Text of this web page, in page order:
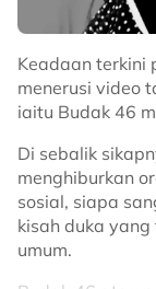
Keadaan terkini
menerusi video
iaitu Budak 46
Di sebalik
menghiburkan
sosial, siapa
kisah duka
umum.